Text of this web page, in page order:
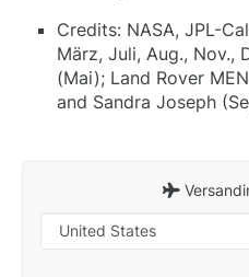
Credits: NASA, JPL-
März, Juli, Aug., Nov.,
(Mai); Land Rover
and Sandra Joseph